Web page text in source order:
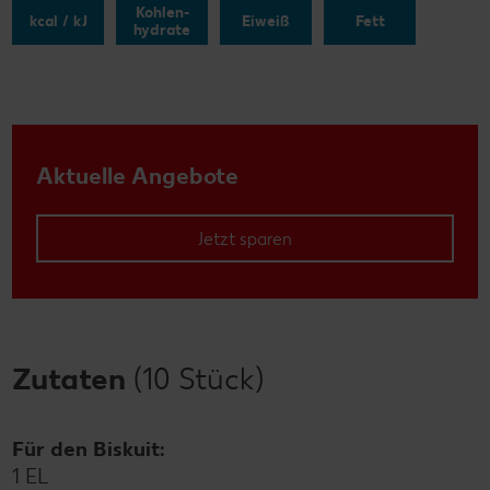
kcal / kJ
Kohlen-
hydrate
Eiweiß Fett
Aktuelle Angebote
Jetzt sparen
Zutaten (10 Stück)
Für den Biskuit:
1 EL